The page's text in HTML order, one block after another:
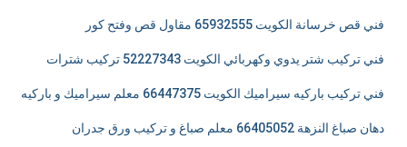
فني قص خرسانة الكويت 65932555 مقاول قص وفتح كور
فني تركيب شتر يدوي وكهربائي الكويت 52227343 تركيب شترات
فني تركيب باركيه سيراميك الكويت 66447375 معلم سيراميك و باركيه
دهان صباغ النزهة 66405052 معلم صباغ و تركيب ورق جدران